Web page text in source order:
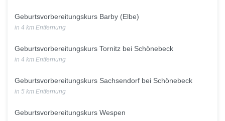
Geburtsvorbereitungskurs Barby (Elbe)
in 4 km Entfernung
Geburtsvorbereitungskurs Tornitz bei Schönebeck
in 4 km Entfernung
Geburtsvorbereitungskurs Sachsendorf bei Schönebeck
in 5 km Entfernung
Geburtsvorbereitungskurs Wespen